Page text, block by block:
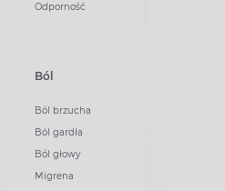
Odporność
Ból
Ból brzucha
Ból gardła
Ból głowy
Migrena